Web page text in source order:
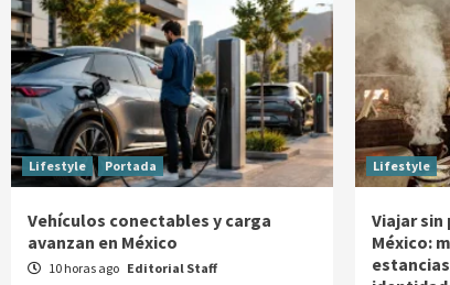
Lifestyle Portada
Vehículos conectables y carga
avanzan en México
10 horas ago Editorial Staff
Lifestyle
Viajar sin
México: